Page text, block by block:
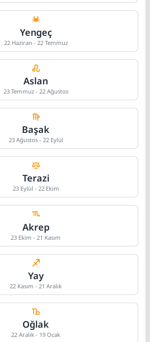
Yengeç
22 Haziran - 22 Temmuz
Aslan
23 Temmuz - 22 Ağustos
Başak
23 Ağustos - 22 Eylül
Terazi
23 Eylül - 22 Ekim
Akrep
23 Ekim - 21 Kasım
Yay
22 Kasım - 21 Aralık
Oğlak
22 Aralık - 19 Ocak